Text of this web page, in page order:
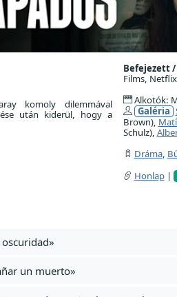
komoly dilemmával
után kiderül, hogy a
Befejezett
Films, Netflix
Alkotók:
Galéria
Brown),
Schulz),
Dráma,
Honlap|
un muerto»